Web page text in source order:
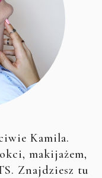
Kamila.
makijażem,
Znajdziesz tu